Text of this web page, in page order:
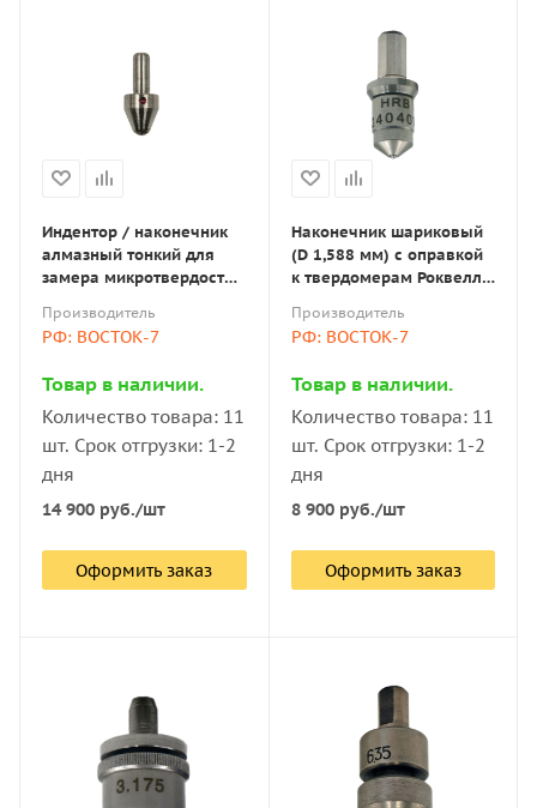
Индентор / наконечник
алмазный тонкий для
замера микротвердости
ПМТ-3(М) В7 по ГОСТ
9377-81
Производитель
РФ: ВОСТОК-7
Товар в наличии.
Количество товара: 11
шт. Срок отгрузки: 1-2
дня
14 900 руб./шт
Оформить заказ
Наконечник шариковый
(D 1,588 мм) с оправкой
к твердомерам Роквелл
Производитель
РФ: ВОСТОК-7
Товар в наличии.
Количество товара: 11
шт. Срок отгрузки: 1-2
дня
8 900руб./шт
Оформить заказ